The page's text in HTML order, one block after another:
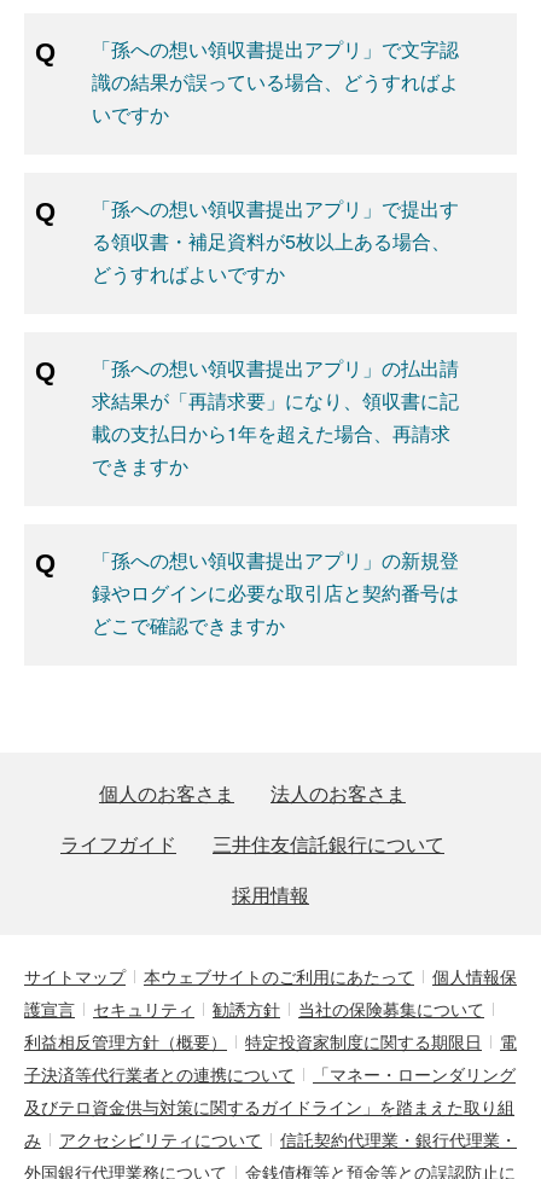
「孫への想い領収書提出アプリ」で文字認
識の結果が誤っている場合、どうすればよ
いですか
「孫への想い領収書提出アプリ」で提出す
る領収書・補足資料が5枚以上ある場合、
どうすればよいですか
「孫への想い領収書提出アプリ」の払出請
求結果が「再請求要」になり、領収書に記
載の支払日から1年を超えた場合、再請求
できますか
「孫への想い領収書提出アプリ」の新規登
録やログインに必要な取引店と契約番号は
どこで確認できますか
個人のお客さま
法人のお客さま
ライフガイド
三井住友信託銀行について
採用情報
サイトマップ 本ウェブサイトのご利用にあたって
個人情報保
護宣言
セキュリティ 勧誘方針
当社の保険募集について
利益相反管理方針（概要）
特定投資家制度に関する期限日
電
子決済等代行業者との連携について
「マネー・ローンダリング
及びテロ資金供与対策に関するガイドライン」を踏まえた取り組
み
アクセシビリティについて
信託契約代理業・銀行代理業・
外国銀行代理業務について
金銭債権等と預金等との誤認防止に